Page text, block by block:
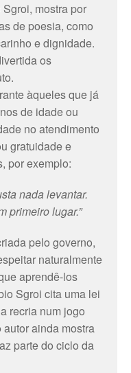
mostra por
de poesia, como
e dignidade.
os
àqueles que já
de idade ou
no atendimento
gratuidade e
por exemplo:
nada levantar.
primeiro lugar.”
pelo governo,
naturalmente
aprendê-los
Sgroi cita uma lei
recria num jogo
ainda mostra
parte do ciclo da